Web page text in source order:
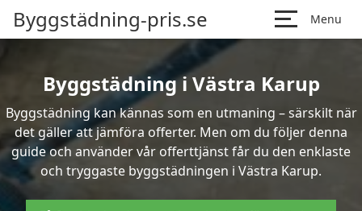
Byggstädning-pris.se Menu
Byggstädning i Västra Karup
Byggstädning kan kännas som en utmaning – särskilt när
det gäller att jämföra offerter. Men om du följer denna
guide och använder vår offerttjänst får du den enklaste
och tryggaste byggstädningen i Västra Karup.